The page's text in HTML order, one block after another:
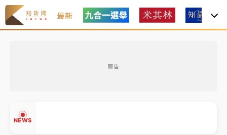
最新
廣告
NEWS
白海豚逼近！新北高灘地停車場下午4時強制拖吊 中午
開放水門周邊紅黃線停車